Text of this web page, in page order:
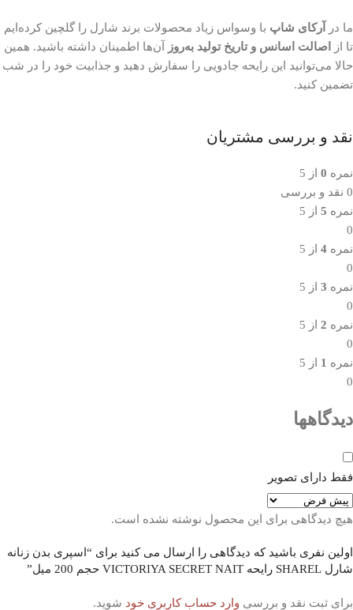
ما در آرکای شاپ با وسواس زیاد محصولات برند شارل را گلچین کرده‌ایم
تا از
اصالت اسانس و تاریخ تولید به‌روز آن‌ها اطمینان داشته باشید. همین
حالا می‌توانید این رایحه جادویی را سفارش دهید و جذابیت خود را در شب
تضمین کنید.
نقد و بررسی مشتریان
نمره 0 از 5
0 نقد و بررسی
نمره 5 از 5
0
نمره 4 از 5
0
نمره 3 از 5
0
نمره 2 از 5
0
نمره 1 از 5
0
دیدگاهها
فقط دارای تصویر
هیچ دیدگاهی برای این محصول نوشته نشده است.
اولین نفری باشید که دیدگاهی را ارسال می کنید برای “اسپری بدن زنانه
شارل SHAREL رایحه VICTORIYA SECRET NAIT حجم 200 میل”
برای ثبت نقد و بررسی وارد حساب کاربری خود شوید.